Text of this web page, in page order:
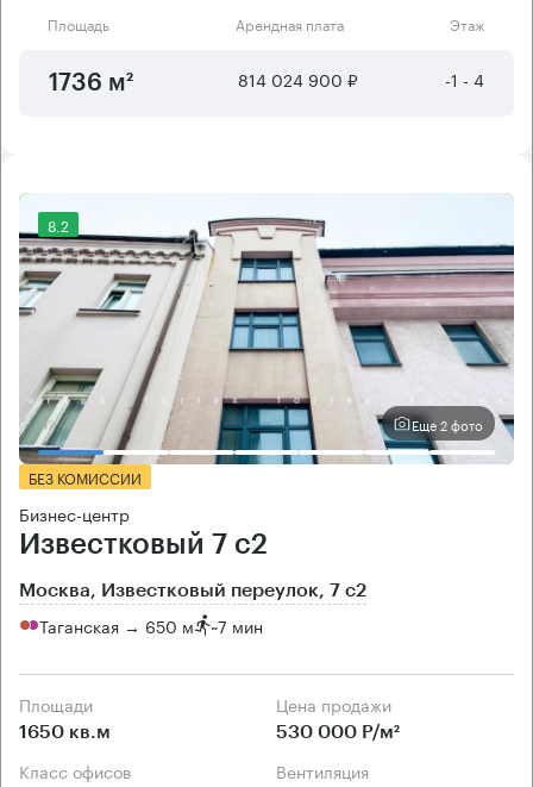
Площадь Арендная плата Этаж
1736 м² 814 024 900 ₽ -1 - 4
8.2
Еще 2 фото
БЕЗ КОМИССИИ
Бизнес-центр
Известковый 7 с2
Москва, Известковый переулок, 7 с2
Таганская → 650 м ~7 мин
Площади
1650 кв.м
Цена продажи
530 000 Р/м²
Класс офисов Вентиляция